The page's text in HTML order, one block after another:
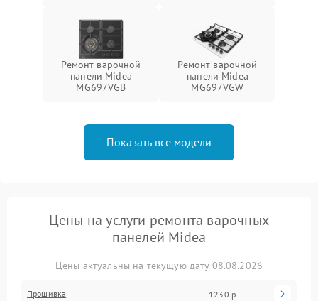
Ремонт варочной
панели Midea
MG697VGB
Ремонт варочной
панели Midea
MG697VGW
Показать все модели
Цены на услуги ремонта варочных
панелей Midea
Цены актуальны на текущую дату 08.08.2026
Прошивка 1230 р